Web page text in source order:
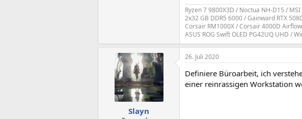
Ryzen 7 9800X3D / Noctua NH-D15 /
2x32 GB DDR5 6000 / Gainward RTX
Corsair RM1000X / Corsair 4000D Airflow
ASUS ROG Swift OLED PG42UQ UHD /
Slayn
26. Juli 2020
Definiere Büroarbeit, ich
einer reinrassigen Workstation